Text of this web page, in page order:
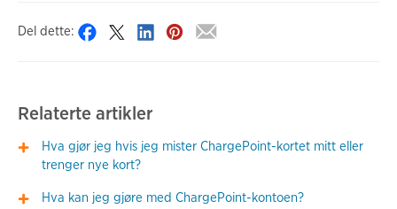
Del dette:
Relaterte artikler
Hva gjør jeg hvis jeg mister ChargePoint-kortet mitt eller
trenger nye kort?
Hva kan jeg gjøre med ChargePoint-kontoen?